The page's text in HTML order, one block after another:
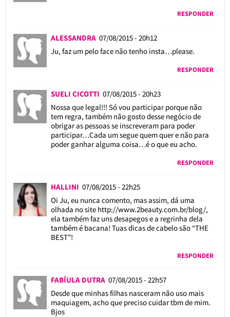
RESPONDER
ALESSANDRA 07/08/2015 - 20h12
Ju, faz um pelo face não tenho insta…please.
RESPONDER
SUELI CICOTTI 07/08/2015 - 20h23
Nossa que legal!!! Só vou participar porque não
tem regra, também não gosto desse negócio de
obrigar as pessoas se inscreveram para poder
participar…Cada um segue quem quer e não para
poder ganhar alguma coisa…é o que eu acho.
RESPONDER
HALLINI 07/08/2015 - 22h25
Oi Ju, eu nunca comento, mas assim, dá uma
olhada no site http://www.2beauty.com.br/blog/,
ela também faz uns desapegos e a regrinha dela
também é bacana! Tuas dicas de cabelo são “THE
BEST”!
RESPONDER
FABÍULA DUTRA 07/08/2015 - 22h57
Desde que minhas filhas nasceram não uso mais
maquiagem, acho que preciso cuidar tbm de mim.
Bjos